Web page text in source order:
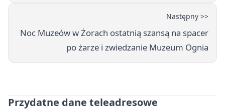
Następny >>
Noc Muzeów w Żorach ostatnią szansą na spacer
po żarze i zwiedzanie Muzeum Ognia
Przydatne dane teleadresowe